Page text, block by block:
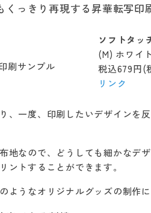
くっきり再現する昇華転写印
ソフトタッ
(M) ホワイト
税込679円(
リンク
、一度、印刷したいデザインを
地なので、どうしても細かなデ
ントすることができます。
ようなオリジナルグッズの制作に